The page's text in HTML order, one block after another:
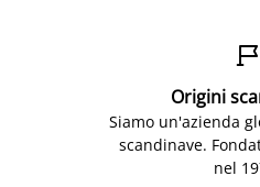

Origini
Siamo un'azienda
scandinave.
nel